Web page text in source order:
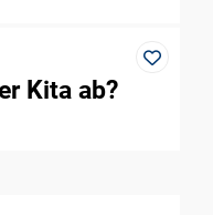
Kita ab?